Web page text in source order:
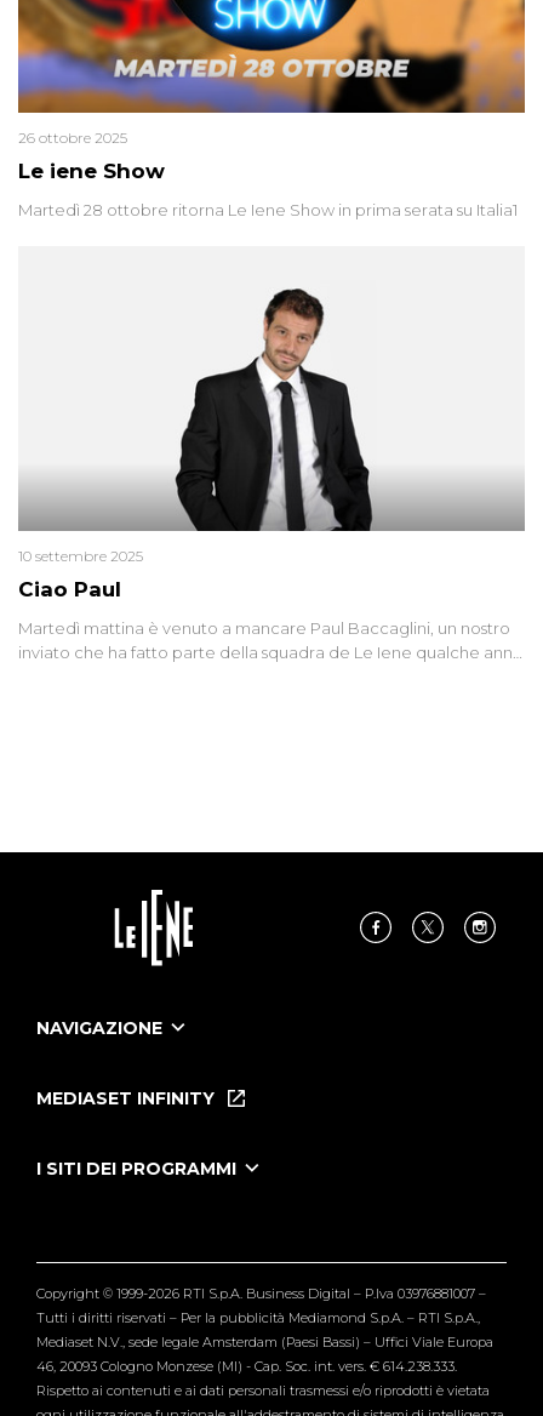
Le iene Show
26 ottobre 2025
Martedì 28 ottobre ritorna Le Iene Show in prima serata su Italia1
Ciao Paul
10 settembre 2025
Martedì mattina è venuto a mancare Paul Baccaglini, un nostro
inviato che ha fatto parte della squadra de Le Iene qualche anno
NAVIGAZIONE
Le Iene Presentano Inside
Tutti i servizi
MEDIASET INFINITY
I SITI DEI PROGRAMMI
Verissimo
Copyright © 1999-2026 RTI S.p.A. Business Digital – P.Iva 03976881007 –
Tutti i diritti riservati – Per la pubblicità Mediamond S.p.A. – RTI S.p.A.,
Mediaset N.V., sede legale Amsterdam (Paesi Bassi) – Uffici Viale Europa
46, 20093 Cologno Monzese (MI) - Cap. Soc. int. vers. € 614.238.333.
Rispetto ai contenuti e ai dati personali trasmessi e/o riprodotti è vietata